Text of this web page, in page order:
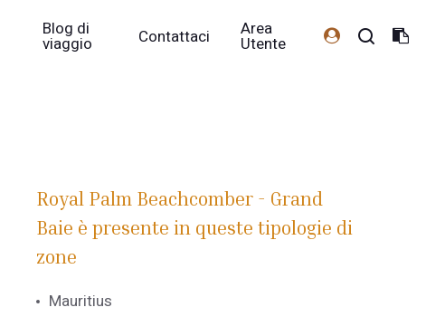
Blog di
viaggio Contattaci Area
Utente
Royal Palm Beachcomber - Grand
Baie è presente in queste tipologie di
zone
Mauritius